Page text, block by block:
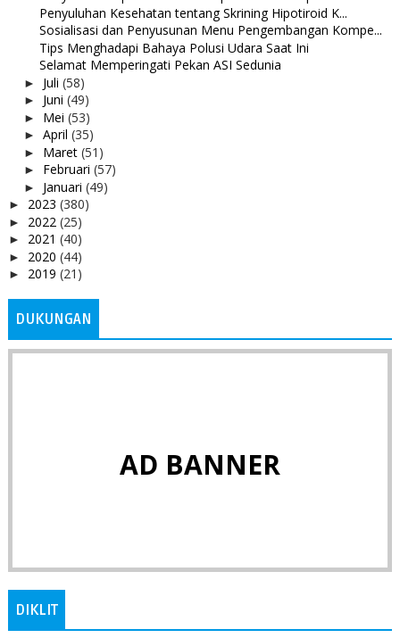
Penyuluhan Kesehatan tentang Skrining Hipotiroid K...
Sosialisasi dan Penyusunan Menu Pengembangan Kompe...
Tips Menghadapi Bahaya Polusi Udara Saat Ini
Selamat Memperingati Pekan ASI Sedunia
► Juli (58)
► Juni (49)
► Mei (53)
► April (35)
► Maret (51)
► Februari (57)
► Januari (49)
► 2023 (380)
► 2022 (25)
► 2021 (40)
► 2020 (44)
► 2019 (21)
DUKUNGAN
AD BANNER
DIKLIT